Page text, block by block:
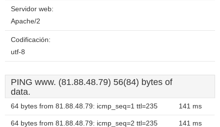
Servidor web:
Apache/2
Codificación:
utf-8
PING www. (81.88.48.79) 56(84) bytes of
data.
64 bytes from 81.88.48.79: icmp_seq=1 ttl=235 141 ms
64 bytes from 81.88.48.79: icmp_seq=2 ttl=235 141 ms